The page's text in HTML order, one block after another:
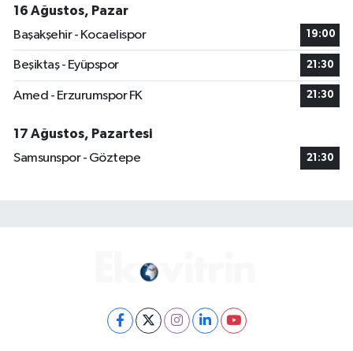
16 Ağustos, Pazar
Başakşehir - Kocaelispor
19:00
Beşiktaş - Eyüpspor 21:30
Amed - Erzurumspor FK 21:30
17 Ağustos, Pazartesi
Samsunspor - Göztepe
21:30